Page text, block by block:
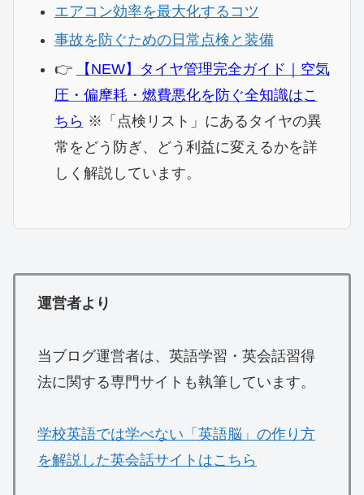
エアコン効率を最大化するコツ
事故を防ぐための日常点検と装備
​👉
【NEW】タイヤ管理完全ガイド｜空気
圧・偏摩耗・燃費悪化を防ぐ全知識はこ
ちら ※「点検リスト」にあるタイヤの異
常をどう防ぎ、どう利益に変えるかを詳
しく解説しています。
運営者より
当ブログ運営者は、英語学習・英会話習得
法に関する専門サイトも執筆しています。
学校英語では学べない「英語脳」の作り方
を解説した英会話サイトはこちら